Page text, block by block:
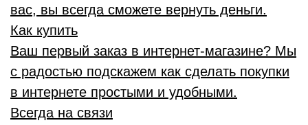
вас, вы всегда сможете вернуть деньги.
Как купить
Ваш первый заказ в интернет-магазине? Мы
с радостью подскажем как сделать покупки
в интернете простыми и удобными.
Всегда на связи